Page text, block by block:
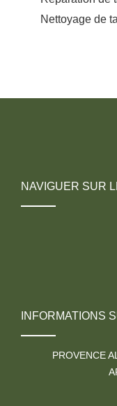
Nettoyage de
NAVIGUER SUR
INFORMATIONS
PROVENCE